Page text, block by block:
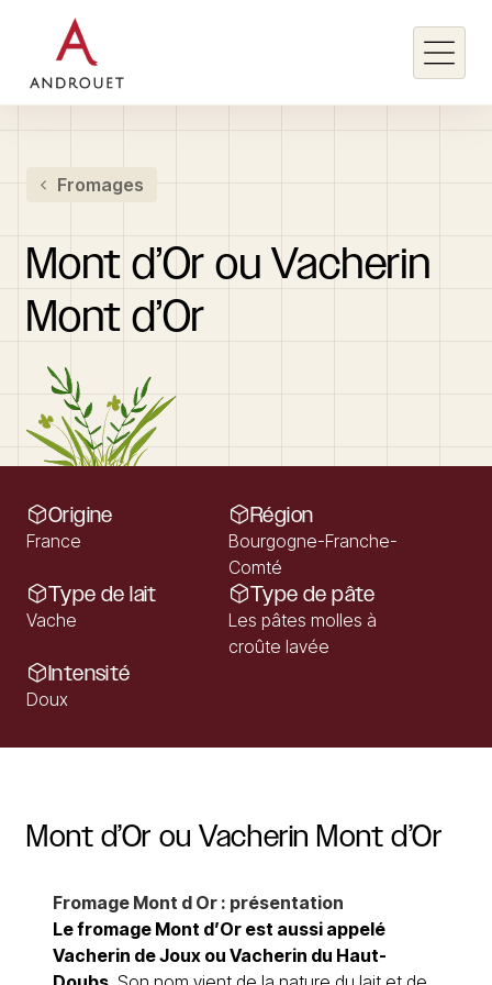
Rechercher un mot clé
Fromages
Mont d’Or ou Vacherin
Mont d’Or
Origine
France
Région
Bourgogne-Franche-
Comté
Type de lait
Vache
Type de pâte
Les pâtes molles à
croûte lavée
Intensité
Doux
Mont d’Or ou Vacherin Mont d’Or
Fromage Mont d Or : présentation
Le fromage Mont d’Or est aussi appelé
Vacherin de Joux ou Vacherin du Haut-